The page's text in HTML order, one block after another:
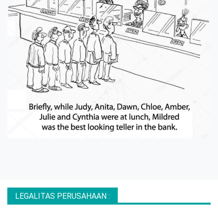
LEGALITAS PERUSAHAAN :